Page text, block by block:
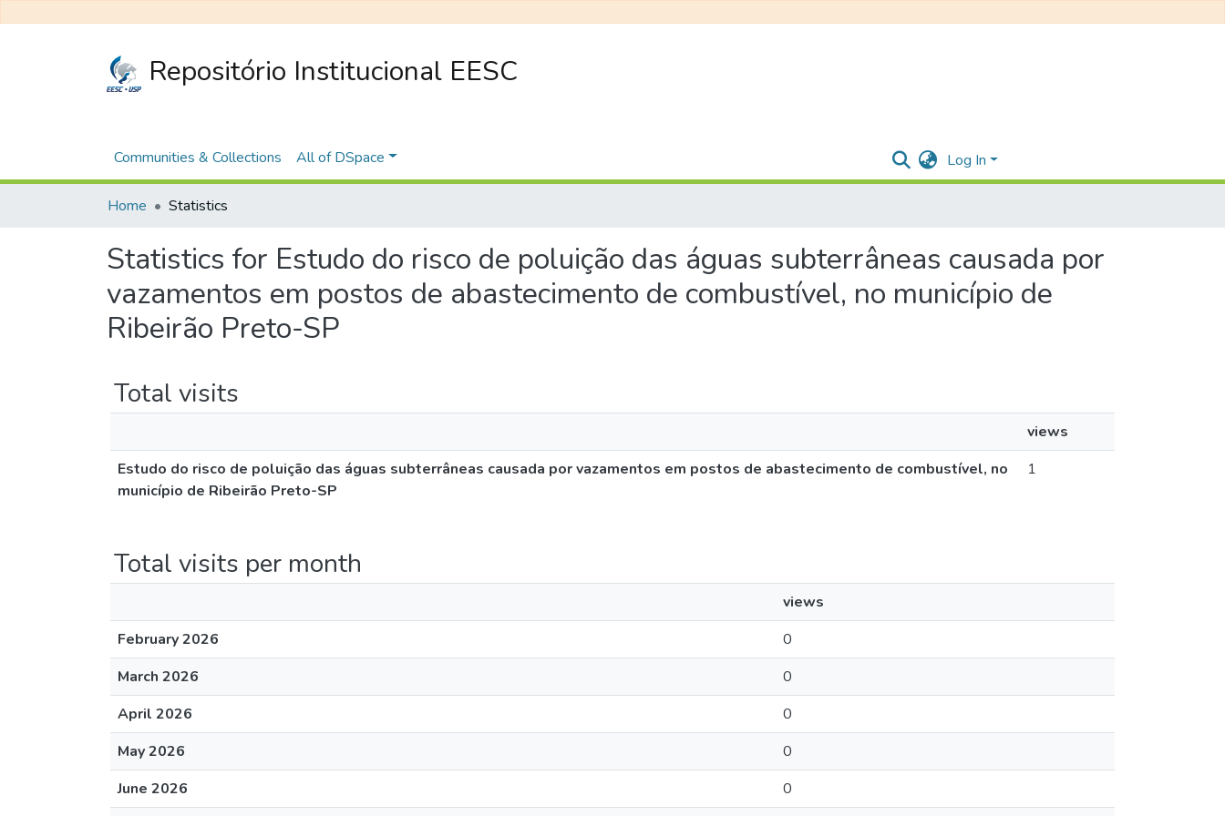
Repositório Institucional EESC
Communities & Collections All of DSpace Log In
Home Statistics
Statistics for Estudo do risco de poluição das águas subterrâneas causada por
vazamentos em postos de abastecimento de combustível, no município de
Ribeirão Preto-SP
Total visits
views
Estudo do risco de poluição das águas subterrâneas causada por vazamentos em postos de abastecimento de combustível, no
município de Ribeirão Preto-SP
1
Total visits per month
views
February 2026
0
March 2026
0
April 2026
0
May 2026
0
June 2026
0